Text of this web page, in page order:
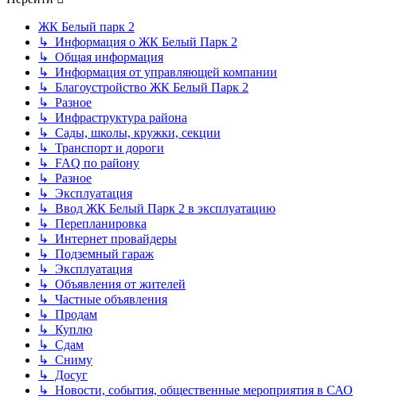
ЖК Белый парк 2
↳ Информация о ЖК Белый Парк 2
↳ Общая информация
↳ Информация от управляющей компании
↳ Благоустройство ЖК Белый Парк 2
↳ Разное
↳ Инфраструктура района
↳ Сады, школы, кружки, секции
↳ Транспорт и дороги
↳ FAQ по району
↳ Разное
↳ Эксплуатация
↳ Ввод ЖК Белый Парк 2 в эксплуатацию
↳ Перепланировка
↳ Интернет провайдеры
↳ Подземный гараж
↳ Эксплуатация
↳ Объявления от жителей
↳ Частные объявления
↳ Продам
↳ Куплю
↳ Сдам
↳ Сниму
↳ Досуг
↳ Новости, события, общественные мероприятия в САО